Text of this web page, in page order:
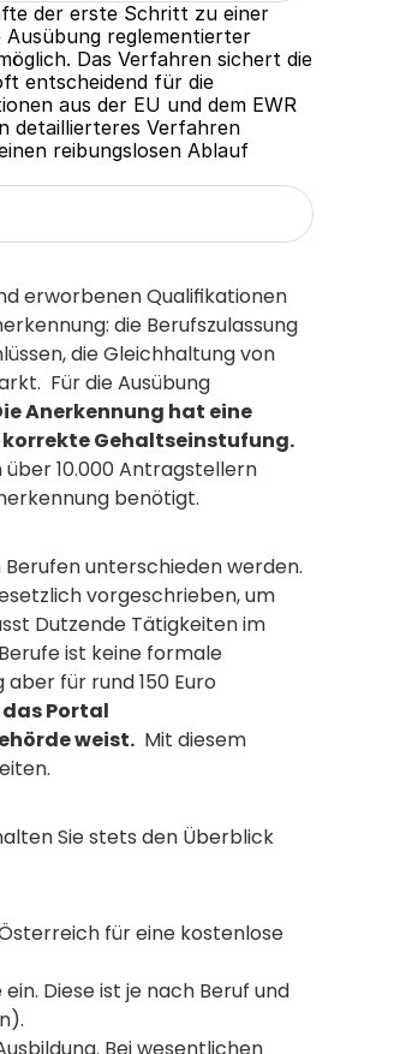
der erste Schritt zu einer
Ausübung reglementierter
Das Verfahren sichert die
entscheidend für die
aus der EU und dem EWR
detaillierteres Verfahren
reibungslosen Ablauf
erworbenen Qualifikationen
die Berufszulassung
die Gleichhaltung von
Für die Ausübung
Anerkennung hat eine
Gehaltseinstufung.
10.000 Antragstellern
benötigt.
unterschieden werden.
vorgeschrieben, um
Dutzende Tätigkeiten im
ist keine formale
für rund 150 Euro
Portal
weist.
  Mit diesem
Sie stets den Überblick
für eine kostenlose
Diese ist je nach Beruf und